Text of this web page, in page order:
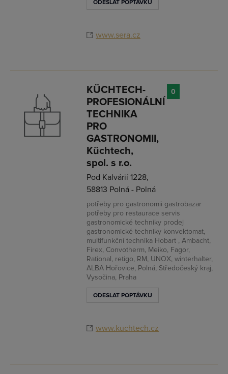
ODESLAT POPTÁVKU
www.sera.cz
KÜCHTECH-
PROFESIONÁLNÍ
TECHNIKA
PRO
GASTRONOMII,
Küchtech,
spol. s r.o.
Pod Kalvárií 1228,
58813 Polná - Polná
potřeby pro gastronomii gastrobazar
potřeby pro restaurace servis
gastronomické techniky prodej
gastronomické techniky konvektomat,
multifunkční technika Hobart , Ambacht,
Firex, Convotherm, Meiko, Fagor,
Rational, retigo, RM, UNOX, winterhalter,
ALBA Hořovice, Polná, Středočeský kraj,
Vysočina, Praha
ODESLAT POPTÁVKU
www.kuchtech.cz
0